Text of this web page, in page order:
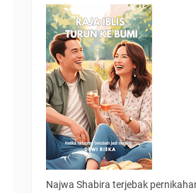
Najwa Shabira terjebak